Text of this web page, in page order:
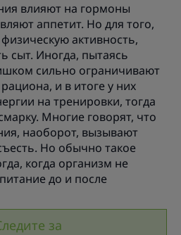
влияют на гормоны
аппетит. Но для того,
активность,
сыт. Иногда, пытаясь
сильно ограничивают
и в итоге у них
на тренировки, тогда
Многие говорят, что
наоборот, вызывают
Но обычно такое
когда организм не
до и после
за